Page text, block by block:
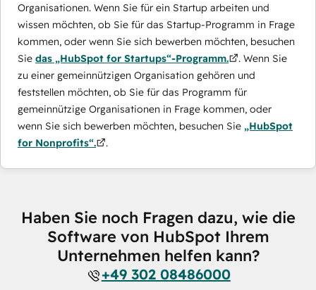
Organisationen. Wenn Sie für ein Startup arbeiten und
wissen möchten, ob Sie für das Startup-Programm in Frage
kommen, oder wenn Sie sich bewerben möchten, besuchen
Sie das „HubSpot for Startups“-Programm.
. Wenn Sie
zu einer gemeinnützigen Organisation gehören und
feststellen möchten, ob Sie für das Programm für
gemeinnützige Organisationen in Frage kommen, oder
wenn Sie sich bewerben möchten, besuchen Sie „HubSpot
for Nonprofits“.
.
Haben Sie noch Fragen dazu, wie die
Software von HubSpot Ihrem
Unternehmen helfen kann?
+49 302 08486000